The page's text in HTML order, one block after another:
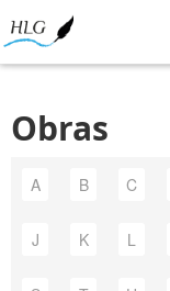
Obras
A B C
J K L